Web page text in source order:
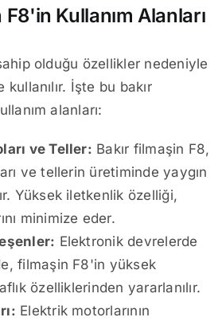
F8'in Kullanım Alanları
olduğu özellikler nedeniyle
İşte bu bakır
alanları:
ve Teller: Bakır filmaşin F8,
ve tellerin üretiminde yaygın
Yüksek iletkenlik özelliği,
minimize eder.
Elektronik devrelerde
filmaşin F8'in yüksek
özelliklerinden yararlanılır.
Elektrik motorlarının